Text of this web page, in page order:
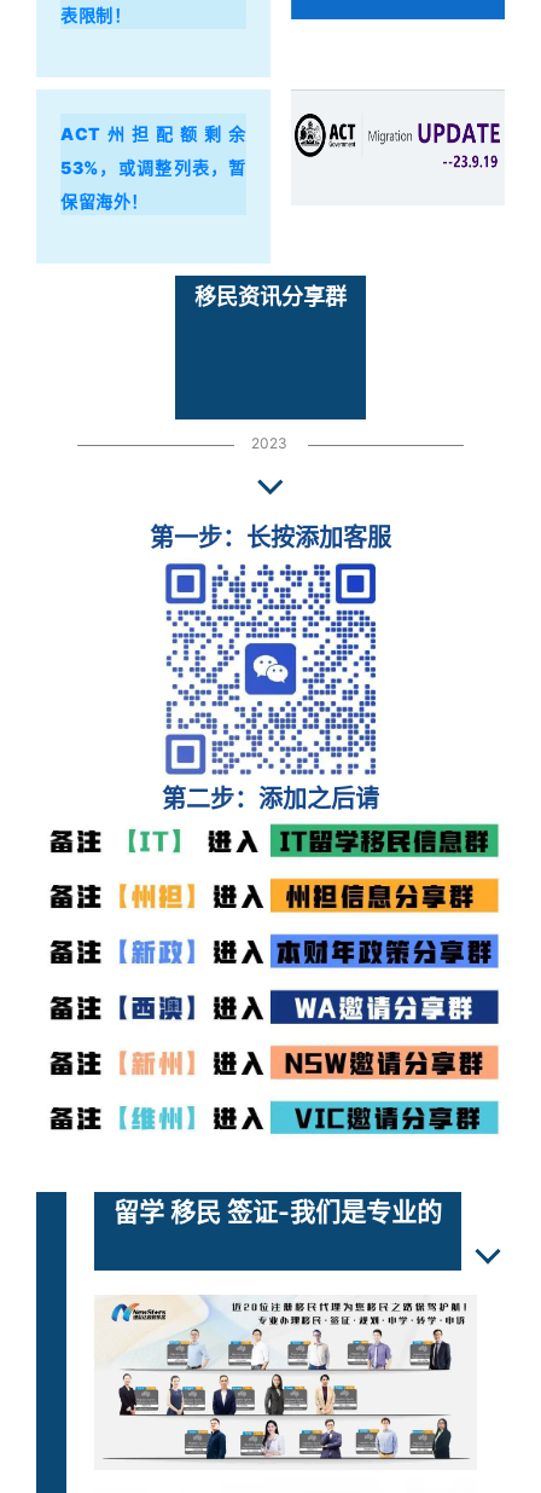
表限制！
ACT州担配额剩余
53%，或调整列表，暂
保留海外！
移民资讯分享群
2023
第一步：长按添加客服
第二步：添加之后请
留学 移民 签证-我们是专业的